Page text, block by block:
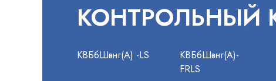
КОНТРОЛЬНЫЙ
КВБбШвнг(А) -LS
КВБбШвнг(А)-
FRLS